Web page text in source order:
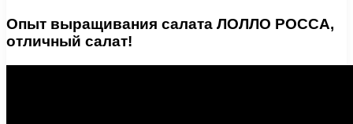
Опыт выращивания салата ЛОЛЛО РОССА,
отличный салат!